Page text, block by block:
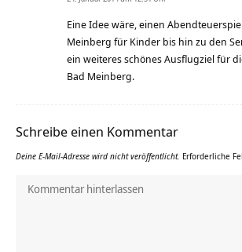
Eine Idee wäre, einen
Meinberg für Kinder bis hin zu den
ein weiteres schönes Ausflugziel für
Bad Meinberg.
Schreibe einen Kommentar
Deine E-Mail-Adresse wird nicht veröffentlicht. Erforderliche